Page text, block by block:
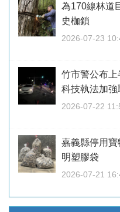
為170線林道
史枷鎖
2026-07-23
竹市警公布
科技執法加強
2026-07-22
嘉義縣停用
明塑膠袋
2026-07-21